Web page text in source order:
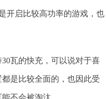
开启比较高功率的游戏，也
瓦的快充，可以说对于喜
是比较全面的，也因此受
不会被淘汰。